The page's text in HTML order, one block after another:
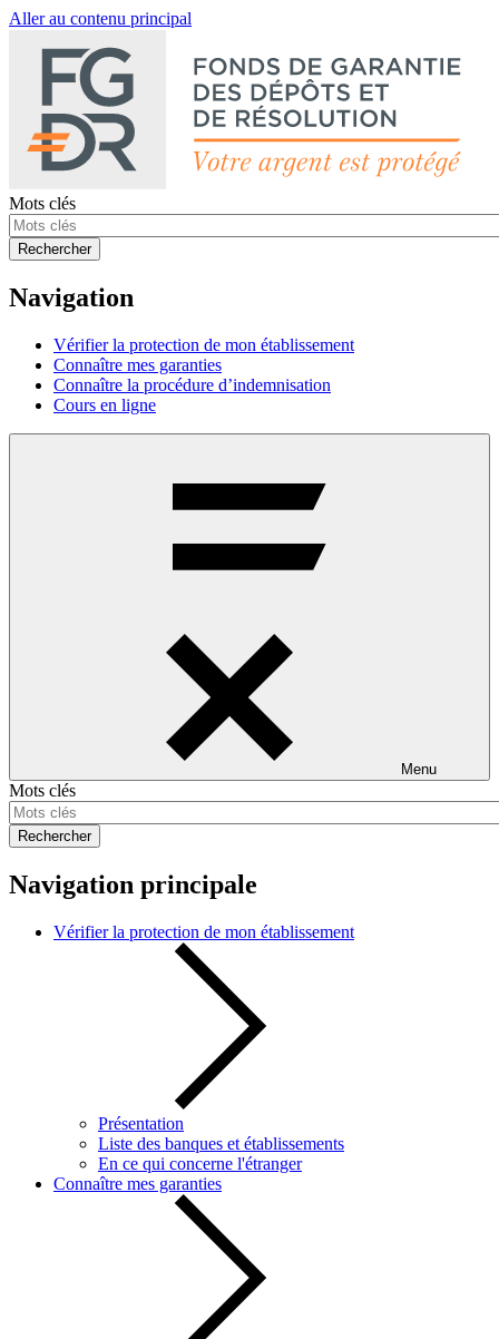
Aller au contenu principal
Mots clés
Rechercher
Navigation
Vérifier la protection de mon établissement
Connaître mes garanties
Connaître la procédure d’indemnisation
Cours en ligne
Menu
Mots clés
Rechercher
Navigation principale
Vérifier la protection de mon établissement
Présentation
Liste des banques et établissements
En ce qui concerne l'étranger
Connaître mes garanties